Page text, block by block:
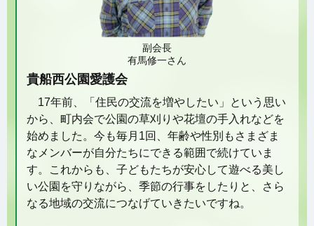
副会長
有馬修一さん
貴船西公園愛護会
17年前、「住民の交流を増やしたい」という思い
から、町内会で公園の草刈りや花壇の手入れなどを
始めました。今も毎月1回、年齢や性別もさまざま
なメンバーが自分たちにできる範囲で続けていま
す。これからも、子どもたちが安心して遊べる美し
い公園を守りながら、季節の行事をしたりと、さら
なる地域の交流につなげていきたいですね。